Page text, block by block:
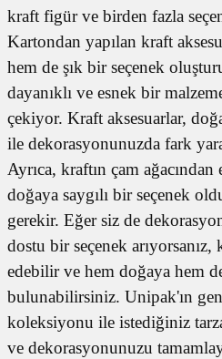
kraft figür ve birden fazla
Kartondan yapılan kraft
hem de şık bir seçenek
dayanıklı ve esnek bir
çekiyor. Kraft aksesuarlar,
ile dekorasyonunuzda fark
Ayrıca, kraftın çam
doğaya saygılı bir seçenek
gerekir. Eğer siz de
dostu bir seçenek arıyorsanız,
edebilir ve hem doğaya hem
bulunabilirsiniz. Unipak'ın
koleksiyonu ile istediğiniz
ve dekorasyonunuzu